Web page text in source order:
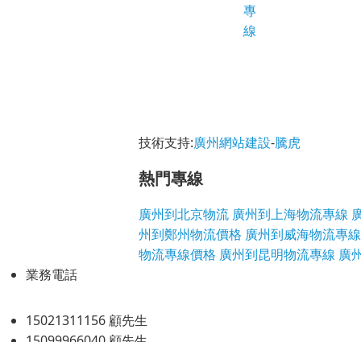
專
線
技術支持:廣州網站建設-騰虎
熱門專線
廣州到北京物流 廣州到上海物流專線
州到鄭州物流價格 廣州到威海物流專線
物流專線價格 廣州到昆明物流專線 廣
業務電話
15021311156 顧先生